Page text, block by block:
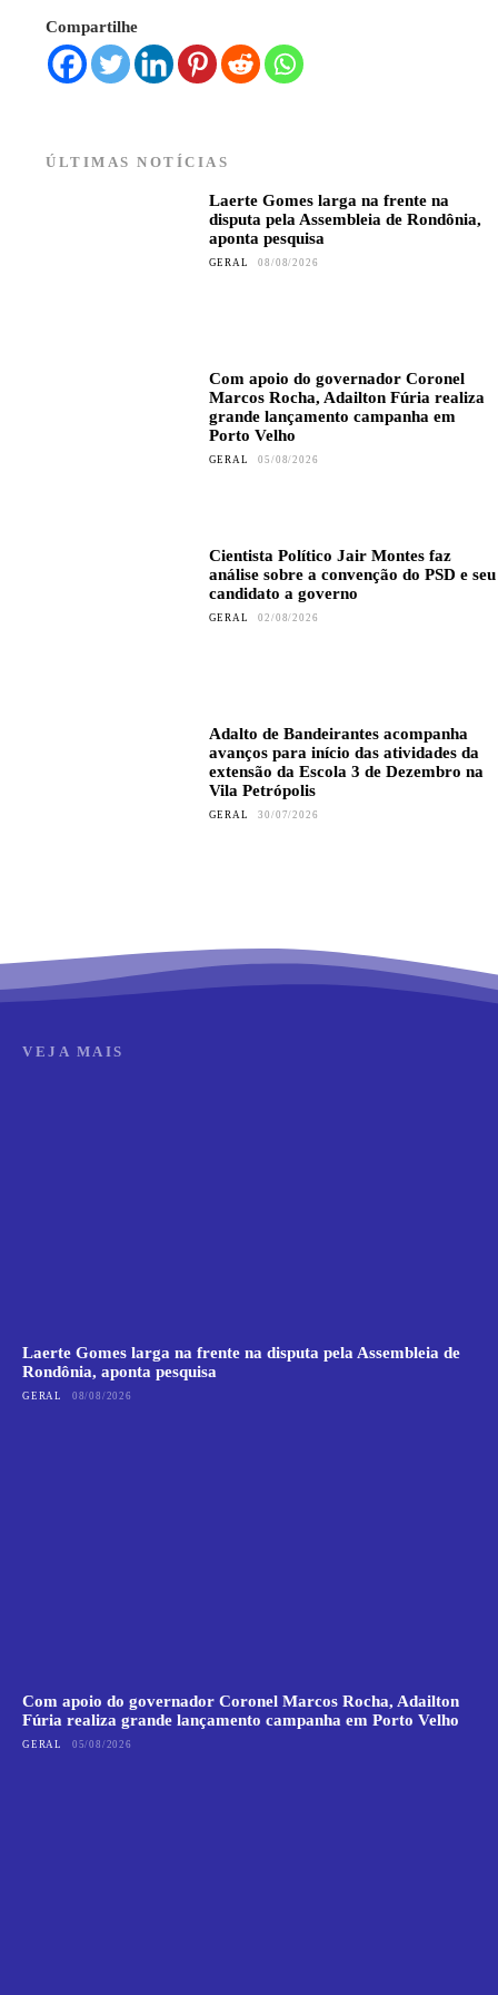
Compartilhe
ÚLTIMAS NOTÍCIAS
Laerte Gomes larga na frente na
disputa pela Assembleia de Rondônia,
aponta pesquisa
GERAL 08/08/2026
Com apoio do governador Coronel
Marcos Rocha, Adailton Fúria realiza
grande lançamento campanha em
Porto Velho
GERAL 05/08/2026
Cientista Político Jair Montes faz
análise sobre a convenção do PSD e seu
candidato a governo
GERAL 02/08/2026
Adalto de Bandeirantes acompanha
avanços para início das atividades da
extensão da Escola 3 de Dezembro na
Vila Petrópolis
GERAL 30/07/2026
VEJA MAIS
Laerte Gomes larga na frente na disputa pela Assembleia de
Rondônia, aponta pesquisa
GERAL 08/08/2026
Com apoio do governador Coronel Marcos Rocha, Adailton
Fúria realiza grande lançamento campanha em Porto Velho
GERAL 05/08/2026